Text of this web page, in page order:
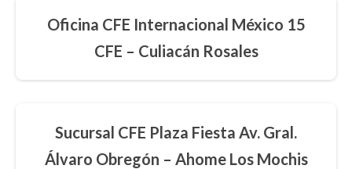
Oficina CFE Internacional México 15
CFE – Culiacán Rosales
Sucursal CFE Plaza Fiesta Av. Gral.
Álvaro Obregón – Ahome Los Mochis